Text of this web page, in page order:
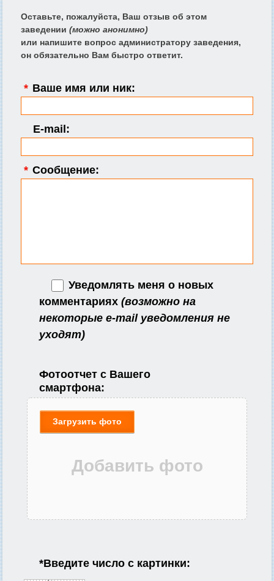
Оставьте, пожалуйста, Ваш отзыв об этом
заведении (можно анонимно)
или напишите вопрос администратору заведения,
он обязательно Вам быстро ответит.
* Ваше имя или ник:
E-mail:
* Сообщение:
Уведомлять меня о новых
комментариях (возможно на
некоторые e-mail уведомления не
уходят)
Фотоотчет с Вашего
смартфона:
Загрузить фото
*Введите число с картинки: